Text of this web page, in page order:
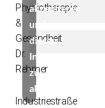
Physiotherapie
&
Gesundheit
Dr.
Rehmer
Industriestraße
akzeptieren
und
diesen
Inhalt
zu
aktivieren